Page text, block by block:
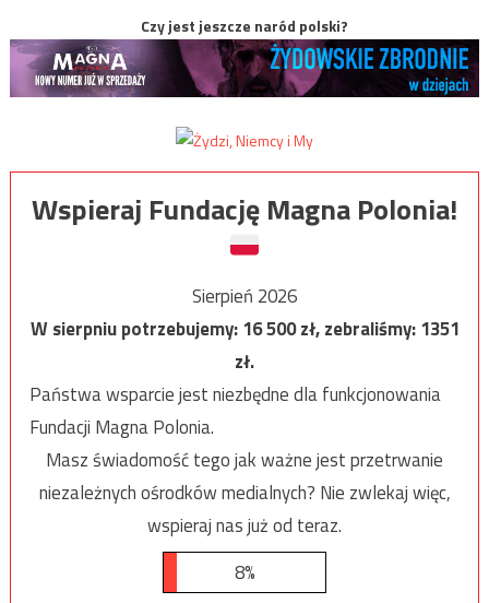
Czy jest jeszcze naród polski?
Wspieraj Fundację Magna Polonia!
Sierpień 2026
W sierpniu potrzebujemy:16 500zł, zebraliśmy:1351
zł.
Państwa wsparcie jest niezbędne dla funkcjonowania
Fundacji Magna Polonia.
Masz świadomość tego jak ważne jest przetrwanie
niezależnych ośrodków medialnych? Nie zwlekaj więc,
wspieraj nas już od teraz.
8%